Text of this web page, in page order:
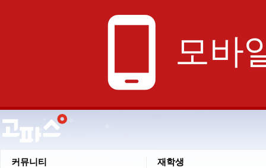
phone_android 모바
커뮤니티 재학생